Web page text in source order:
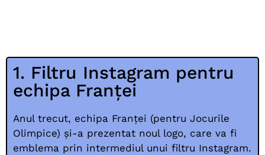
1. Filtru Instagram pentru
echipa Franței
Anul trecut, echipa Franței (pentru Jocurile
Olimpice) și-a prezentat noul logo, care va fi
emblema prin intermediul unui filtru Instagram.